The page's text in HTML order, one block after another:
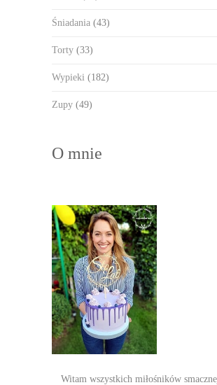
Śniadania (43)
Torty (33)
Wypieki (182)
Zupy (49)
O mnie
Witam wszystkich miłośników